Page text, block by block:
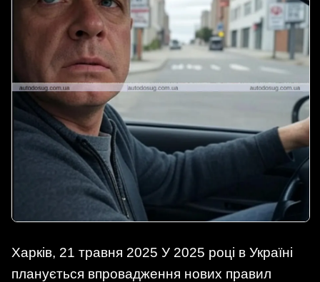
Харків, 21 травня 2025 У 2025 році в Україні
планується впровадження нових правил